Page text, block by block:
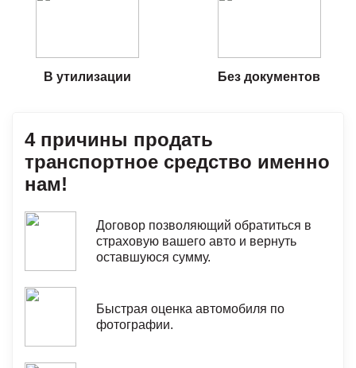
В утилизации Без документов
4 причины продать
транспортное средство именно
нам!
Договор позволяющий обратиться в
страховую вашего авто и вернуть
оставшуюся сумму.
Быстрая оценка автомобиля по
фотографии.